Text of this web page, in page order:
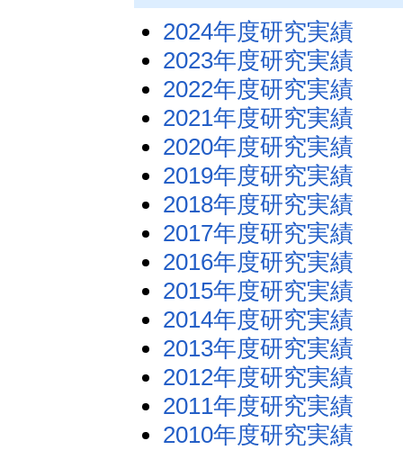
2024年度研究実績
2023年度研究実績
2022年度研究実績
2021年度研究実績
2020年度研究実績
2019年度研究実績
2018年度研究実績
2017年度研究実績
2016年度研究実績
2015年度研究実績
2014年度研究実績
2013年度研究実績
2012年度研究実績
2011年度研究実績
2010年度研究実績